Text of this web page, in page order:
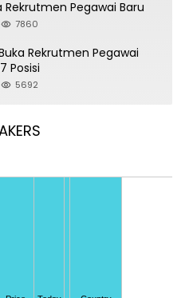
Rekrutmen Pegawai Baru
7860
Rekrutmen Pegawai
Posisi
5692